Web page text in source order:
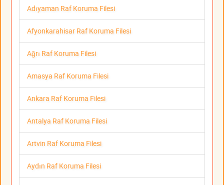
Adıyaman Raf Koruma Filesi
Afyonkarahisar Raf Koruma Filesi
Ağrı Raf Koruma Filesi
Amasya Raf Koruma Filesi
Ankara Raf Koruma Filesi
Antalya Raf Koruma Filesi
Artvin Raf Koruma Filesi
Aydın Raf Koruma Filesi